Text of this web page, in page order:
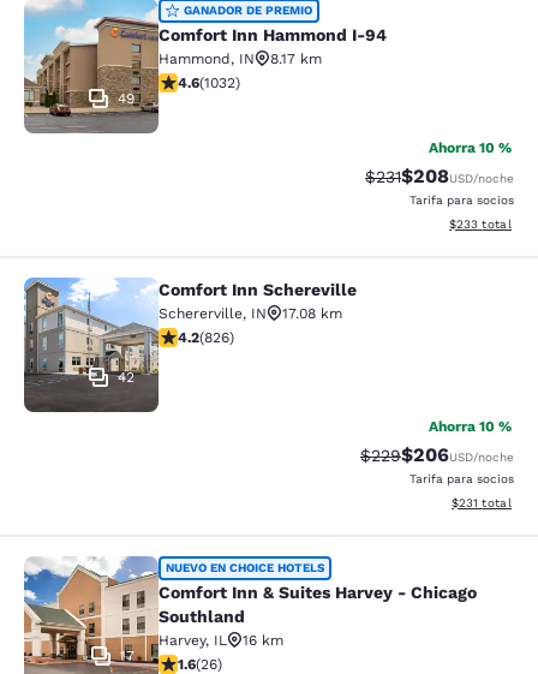
Comfort Inn Hammond I-94
49
GANADOR DE PREMIO
Comfort Inn Hammond I-94
Hammond, IN
8.17 km
Calificación de 4.56 estrellas. Excelente. 1032 reseñas
4.6(1032)
Ahorra 10 %
Tarifa tachada:
$231Tarifa reducida:
$208USD/noche
Tarifa para socios
Ver detalles
$233 total
Comfort Inn Schereville
42
Comfort Inn Schereville
Schererville, IN
17.08 km
Calificación de 4.18 estrellas. Muy bueno. 826 reseñas
4.2(826)
Ahorra 10 %
Tarifa tachada:
$229Tarifa reducida:
$206USD/noche
Tarifa para socios
Ver detalles
$231 total
Comfort Inn & Suites Harvey -
17
NUEVO EN CHOICE HOTELS
Comfort Inn & Suites Harvey - Chicago
Southland
Harvey, IL
16 km
Calificación de 1.65 estrellas. Razonable. 26 reseñas
1.6(26)